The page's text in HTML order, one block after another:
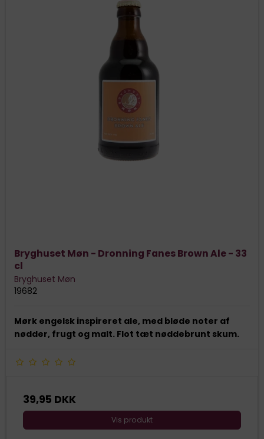
Bryghuset Møn - Dronning Fanes Brown Ale - 33
cl
Bryghuset Møn
19682
Mørk engelsk inspireret ale, med bløde noter af
nødder, frugt og malt. Flot tæt nøddebrunt skum.
39,95 DKK
Vis produkt